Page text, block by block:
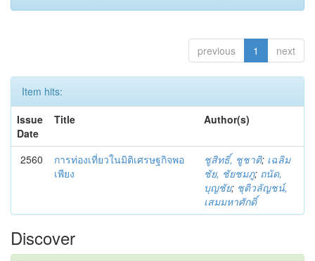
previous 1 next
Item hits:
Issue
Date
Title Author(s)
2560
การท่องเที่ยวในมิติเศรษฐกิจพอ
เพียง
ชูสิทธิ์, ชูชาติ; เฉลิม
ชัย, ชัยชมภู; ถนัด,
บุญชัย; ชุติวลัญชน์,
เสมมหาศักดิ์
Discover